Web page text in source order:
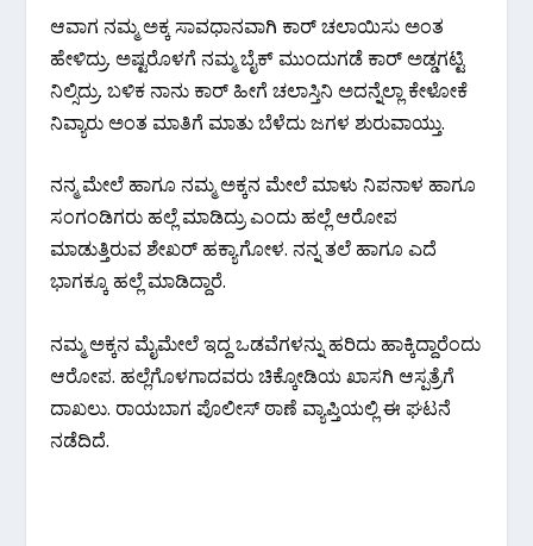
ಆವಾಗ ನಮ್ಮ ಅಕ್ಕ ಸಾವಧಾನವಾಗಿ ಕಾರ್ ಚಲಾಯಿಸು ಅಂತ
ಹೇಳಿದ್ರು. ಅಷ್ಟರೊಳಗೆ ನಮ್ಮ ಬೈಕ್ ಮುಂದುಗಡೆ ಕಾರ್ ಅಡ್ಡಗಟ್ಟಿ
ನಿಲ್ಸಿದ್ರು. ಬಳಿಕ ನಾನು ಕಾರ್ ಹೀಗೆ ಚಲಾಸ್ತಿನಿ ಅದನ್ನೆಲ್ಲಾ ಕೇಳೋಕೆ
ನಿವ್ಯಾರು ಅಂತ ಮಾತಿಗೆ ಮಾತು ಬೆಳೆದು ಜಗಳ ಶುರುವಾಯ್ತು.
ನನ್ಮ ಮೇಲೆ ಹಾಗೂ ನಮ್ಮ ಅಕ್ಕನ ಮೇಲೆ ಮಾಳು ನಿಪನಾಳ ಹಾಗೂ
ಸಂಗಂಡಿಗರು ಹಲ್ಲೆ ಮಾಡಿದ್ರು ಎಂದು ಹಲ್ಲೆ ಆರೋಪ
ಮಾಡುತ್ತಿರುವ ಶೇಖರ್ ಹಕ್ಯಾಗೋಳ. ನನ್ನ ತಲೆ ಹಾಗೂ ಎದೆ
ಭಾಗಕ್ಕೂ ಹಲ್ಲೆ ಮಾಡಿದ್ದಾರೆ.
ನಮ್ಮ ಅಕ್ಕನ ಮೈಮೇಲೆ‌ ಇದ್ದ ಒಡವೆಗಳನ್ನು ಹರಿದು ಹಾಕ್ಕಿದ್ದಾರೆಂದು
ಆರೋಪ. ಹಲ್ಲೆಗೊಳಗಾದವರು ಚಿಕ್ಕೋಡಿಯ ಖಾಸಗಿ ಆಸ್ಪತ್ರೆಗೆ
ದಾಖಲು. ರಾಯಬಾಗ ಪೊಲೀಸ್ ಠಾಣೆ ವ್ಯಾಪ್ತಿಯಲ್ಲಿ ಈ ಘಟನೆ
ನಡೆದಿದೆ.